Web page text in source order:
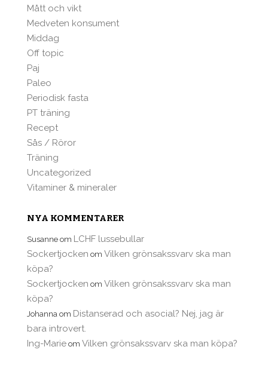
Mått och vikt
Medveten konsument
Middag
Off topic
Paj
Paleo
Periodisk fasta
PT träning
Recept
Sås / Röror
Träning
Uncategorized
Vitaminer & mineraler
NYA KOMMENTARER
Susanne om LCHF lussebullar
Sockertjocken om Vilken grönsakssvarv ska man
köpa?
Sockertjocken om Vilken grönsakssvarv ska man
köpa?
Johanna om Distanserad och asocial? Nej, jag är
bara introvert.
Ing-Marie om Vilken grönsakssvarv ska man köpa?